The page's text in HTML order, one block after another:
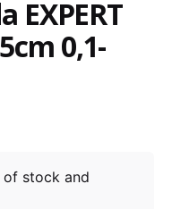
EXPERT
0,1-
stock and